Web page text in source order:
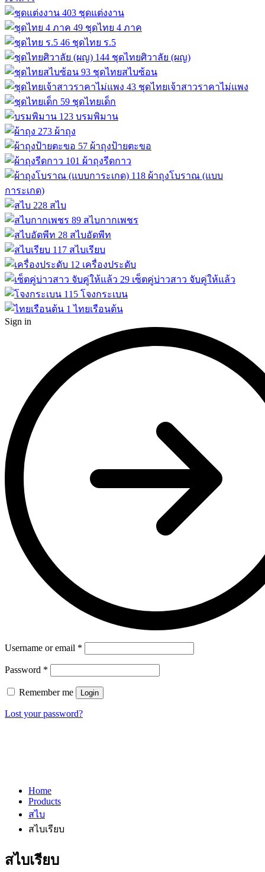
403 ชุดแต่งงาน
49 ชุดไทย 4 ภาค
46 ชุดไทย ร.5
144 ชุดไทยศิวาลัย (ผญ)
93 ชุดไทยสไบซ้อน
43 ชุดไทยเจ้าสาวราคาไม่แพง
59 ชุดไทยเด็ก
123 บรมพิมาน
273 ผ้าถุง
57 ผ้าถุงป้ายตะขอ
101 ผ้าถุงรีดกาว
118 ผ้าถุงโบราณ (แบบ
การะเกด)
228 สไบ
89 สไบกากเพชร
28 สไบอัดพีท
117 สไบเรียบ
12 เครื่องประดับ
29 เซ็ตคู่บ่าวสาว จับคู่ให้แล้ว
115 โจงกระเบน
1 ไทยเรือนต้น
Sign in
Username or email *
Password *
Remember me Login
Lost your password?
Home
Products
สไบ
สไบเรียบ
สไบเรียบ